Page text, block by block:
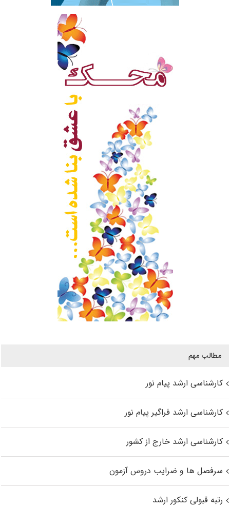
مطالب مهم
کارشناسی ارشد پیام نور
کارشناسی ارشد فراگیر پیام نور
کارشناسی ارشد خارج از کشور
سرفصل ها و ضرایب دروس آزمون
رتبه قبولی کنکور ارشد